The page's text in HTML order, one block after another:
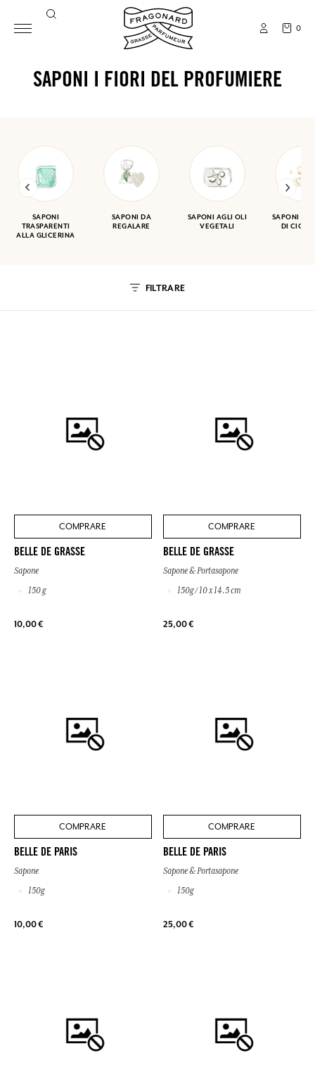
0
SAPONI I FIORI DEL PROFUMIERE
SAPONI
TRASPARENTI
ALLA GLICERINA
SAPONI DA
REGALARE
SAPONI AGLI OLI
VEGETALI
SAPONI A
DI
FILTRARE
COMPRARE
BELLE DE GRASSE
Sapone
150 g
10,00 €
COMPRARE
BELLE DE GRASSE
Sapone & Portasapone
150g / 10 x 14.5 cm
25,00 €
COMPRARE
BELLE DE PARIS
Sapone
150g
10,00 €
COMPRARE
BELLE DE PARIS
Sapone & Portasapone
150g
25,00 €